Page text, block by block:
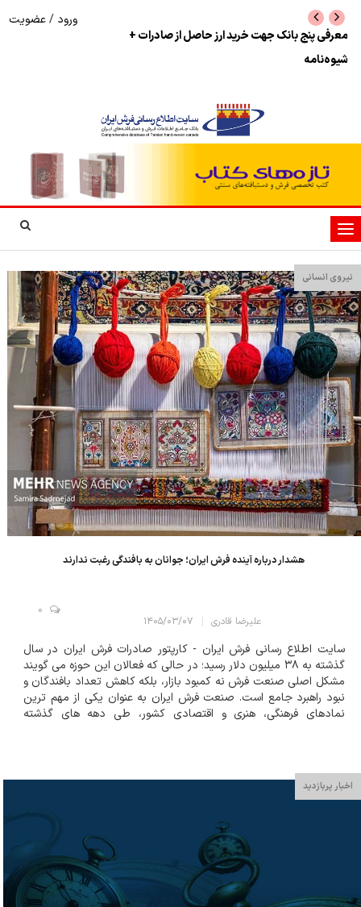
نرخ بازگشت ارز حاصل از صادرات + تکمیلی
ورود /عضویت
تغییر
وضعیت
ناوبری
نیروی انسانی
هشدار درباره آینده فرش ایران؛ جوانان به بافندگی رغبت ندارند
علیرضا قادری ۱۴۰۵/۰۳/۰۷
0
سایت اطلاع رسانی فرش ایران - کارپتور صادرات فرش ایران در سال
گذشته به ۳۸ میلیون دلار رسید؛ در حالی که فعالان این حوزه می گویند
مشکل اصلی صنعت فرش نه کمبود بازار، بلکه کاهش تعداد بافندگان و
نبود راهبرد جامع است. صنعت فرش ایران به عنوان یکی از مهم ترین
نمادهای فرهنگی، هنری و اقتصادی کشور، طی دهه های گذشته
اخبار پربازدید